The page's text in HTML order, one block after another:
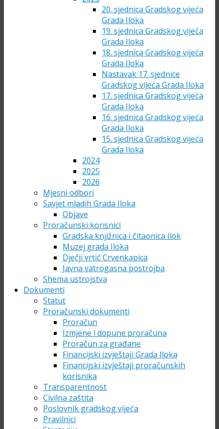
20. sjednica Gradskog vijeća
Grada Iloka
19. sjednica Gradskog vijeća
Grada Iloka
18. sjednica Gradskog vijeća
Grada Iloka
Nastavak 17. sjednice
Gradskog vijeća Grada Iloka
17. sjednica Gradskog vijeća
Grada Iloka
16. sjednica Gradskog vijeća
Grada Iloka
15. sjednica Gradskog vijeća
Grada Iloka
2024
2025
2026
Mjesni odbori
Savjet mladih Grada Iloka
Objave
Proračunski korisnici
Gradska knjižnica i čitaonica Ilok
Muzej grada Iloka
Dječji vrtić Crvenkapica
Javna vatrogasna postrojba
Shema ustrojstva
Dokumenti
Statut
Proračunski dokumenti
Proračun
Izmjene i dopune proračuna
Proračun za građane
Financijski izvještaji Grada Iloka
Financijski izvještaji proračunskih
korisnika
Transparentnost
Civilna zaštita
Poslovnik gradskog vijeća
Pravilnici